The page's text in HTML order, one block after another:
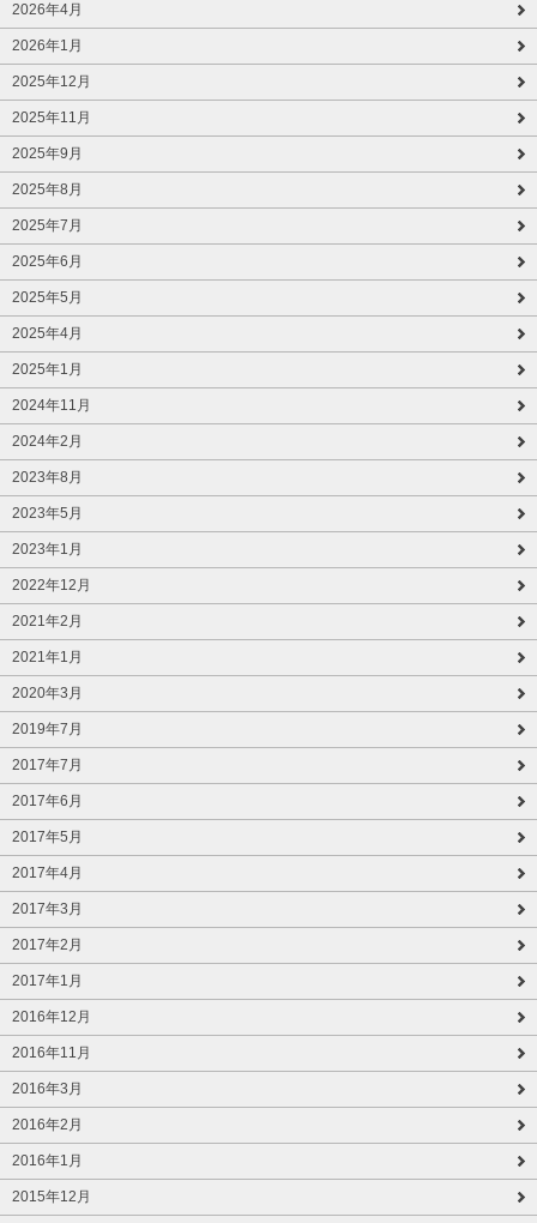
2026年4月
2026年1月
2025年12月
2025年11月
2025年9月
2025年8月
2025年7月
2025年6月
2025年5月
2025年4月
2025年1月
2024年11月
2024年2月
2023年8月
2023年5月
2023年1月
2022年12月
2021年2月
2021年1月
2020年3月
2019年7月
2017年7月
2017年6月
2017年5月
2017年4月
2017年3月
2017年2月
2017年1月
2016年12月
2016年11月
2016年3月
2016年2月
2016年1月
2015年12月